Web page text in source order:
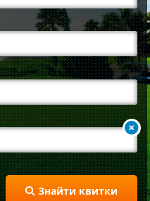
Знайти квитки